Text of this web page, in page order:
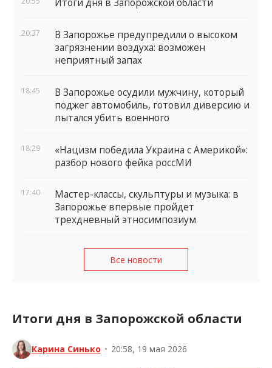
Итоги дня в Запорожской области
20:37
В Запорожье предупредили о высоком
загрязнении воздуха: возможен
неприятный запах
18:45
В Запорожье осудили мужчину, который
поджег автомобиль, готовил диверсию и
пытался убить военного
18:29
«Нацизм победила Украина с Америкой»:
разбор нового фейка россМИ
17:40
Мастер-классы, скульптуры и музыка: в
Запорожье впервые пройдет
трехдневный этносимпозиум
Все новости
Итоги дня в Запорожской области
Карина Синько • 20:58, 19 мая 2026